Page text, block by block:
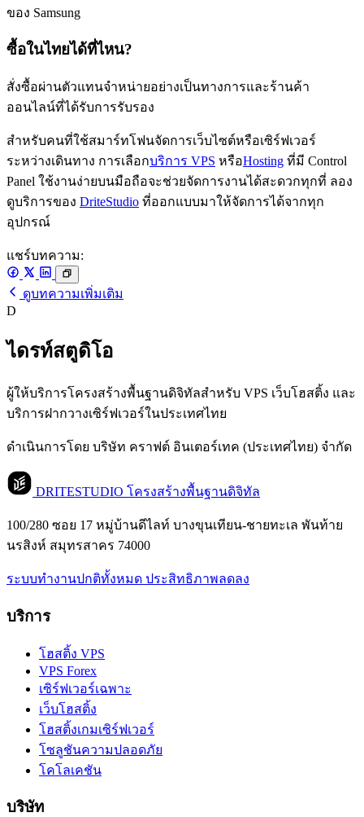
ของ Samsung
ซื้อในไทยได้ที่ไหน?
สั่งซื้อผ่านตัวแทนจำหน่ายอย่างเป็นทางการและร้านค้า
ออนไลน์ที่ได้รับการรับรอง
สำหรับคนที่ใช้สมาร์ทโฟนจัดการเว็บไซต์หรือเซิร์ฟเวอร์
ระหว่างเดินทาง การเลือกบริการ VPS หรือHosting ที่มี Control
Panel ใช้งานง่ายบนมือถือจะช่วยจัดการงานได้สะดวกทุกที่ ลอง
ดูบริการของ DriteStudio ที่ออกแบบมาให้จัดการได้จากทุก
อุปกรณ์
แชร์บทความ:
ดูบทความเพิ่มเติม
D
ไดรท์สตูดิโอ
ผู้ให้บริการโครงสร้างพื้นฐานดิจิทัลสำหรับ VPS เว็บโฮสติ้ง และ
บริการฝากวางเซิร์ฟเวอร์ในประเทศไทย
ดำเนินการโดย บริษัท คราฟต์ อินเตอร์เทค (ประเทศไทย) จำกัด
DRITESTUDIO โครงสร้างพื้นฐานดิจิทัล
100/280 ซอย 17 หมู่บ้านดีไลท์ บางขุนเทียน-ชายทะเล พันท้าย
นรสิงห์ สมุทรสาคร 74000
ระบบทำงานปกติทั้งหมด ประสิทธิภาพลดลง
บริการ
โฮสติ้ง VPS
VPS Forex
เซิร์ฟเวอร์เฉพาะ
เว็บโฮสติ้ง
โฮสติ้งเกมเซิร์ฟเวอร์
โซลูชันความปลอดภัย
โคโลเคชัน
บริษัท